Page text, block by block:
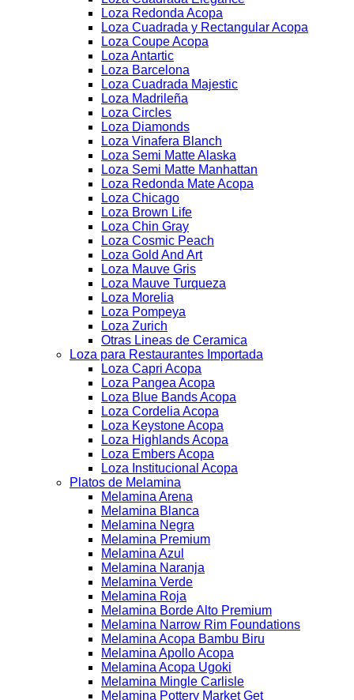
Loza Redonda Acopa
Loza Cuadrada y Rectangular Acopa
Loza Coupe Acopa
Loza Antartic
Loza Barcelona
Loza Cuadrada Majestic
Loza Madrileña
Loza Circles
Loza Diamonds
Loza Vinafera Blanch
Loza Semi Matte Alaska
Loza Semi Matte Manhattan
Loza Redonda Mate Acopa
Loza Chicago
Loza Brown Life
Loza Chin Gray
Loza Cosmic Peach
Loza Gold And Art
Loza Mauve Gris
Loza Mauve Turqueza
Loza Morelia
Loza Pompeya
Loza Zurich
Otras Lineas de Ceramica
Loza para Restaurantes Importada
Loza Capri Acopa
Loza Pangea Acopa
Loza Blue Bands Acopa
Loza Cordelia Acopa
Loza Keystone Acopa
Loza Highlands Acopa
Loza Embers Acopa
Loza Institucional Acopa
Platos de Melamina
Melamina Arena
Melamina Blanca
Melamina Negra
Melamina Premium
Melamina Azul
Melamina Naranja
Melamina Verde
Melamina Roja
Melamina Borde Alto Premium
Melamina Narrow Rim Foundations
Melamina Acopa Bambu Biru
Melamina Apollo Acopa
Melamina Acopa Ugoki
Melamina Mingle Carlisle
Melamina Pottery Market Get